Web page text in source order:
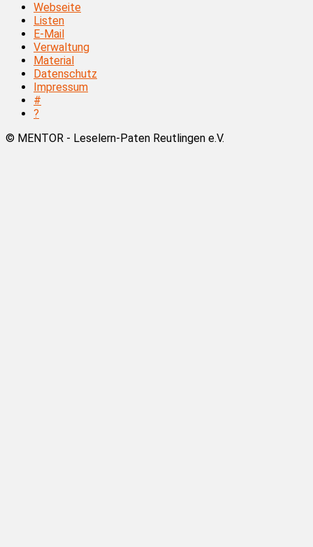
Webseite
Listen
E-Mail
Verwaltung
Material
Datenschutz
Impressum
#
?
© MENTOR - Leselern-Paten Reutlingen e.V.